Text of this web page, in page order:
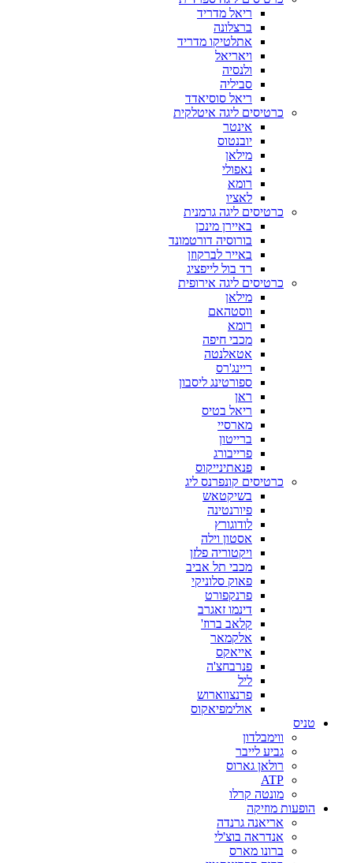
ריאל מדריד
ברצלונה
אתלטיקו מדריד
ויאריאל
ולנסיה
סביליה
ריאל סוסיאדד
כרטיסים ליגה איטלקית
אינטר
יובנטוס
מילאן
נאפולי
רומא
לאציו
כרטיסים ליגה גרמנית
באיירן מינכן
בורוסיה דורטמונד
באייר לברקוזן
רד בול לייפציג
כרטיסים ליגה אירופית
מילאן
ווסטהאם
רומא
מכבי חיפה
אטאלנטה
ריינג'רס
ספורטינג ליסבון
ראן
ריאל בטיס
מארסיי
ברייטון
פרייבורג
פנאתינייקוס
כרטיסים קונפרנס ליג
בשיקטאש
פיורנטינה
לודוגורץ
אסטון וילה
ויקטוריה פלזן
מכבי תל אביב
פאוק סלוניקי
פרנקפורט
דינמו זאגרב
קלאב ברוז'
אלקמאר
אייאקס
פנרבחצ'ה
ליל
פרנצווארוש
אולימפיאקוס
טניס
ווימבלדון
גביע לייבר
רולאן גארוס
ATP
מונטה קרלו
הופעות מוזיקה
אריאנה גרנדה
אנדראה בוצ'לי
ברונו מארס